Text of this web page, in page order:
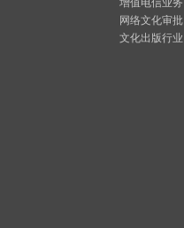
网络文化审批
文化出版行业